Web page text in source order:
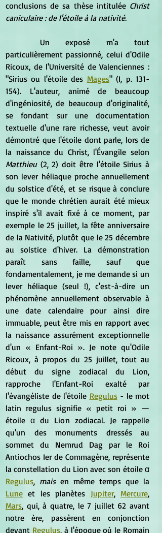
conclusions de sa thèse intitulée Christ
caniculaire : de l'étoile à la nativité.
particulièrement passionné, celui d'Odile
Ricoux, de l'Université de Valenciennes :
"Sirius ou l'étoile des Mages" (I, p. 131-
154). L'auteur, animé de beaucoup
d'ingéniosité, de beaucoup d'originalité,
se fondant sur une documentation
textuelle d'une rare richesse, veut avoir
démontré que l'étoile dont parle, lors de
Matthieu (2, 2) doit être l'étoile Sirius à
son lever héliaque proche annuellement
du solstice d'été, et se risque à conclure
que le monde chrétien aurait été mieux
inspiré s'il avait fixé à ce moment, par
exemple le 25 juillet, la fête anniversaire
de la Nativité, plutôt que le 25 décembre
au solstice d'hiver. La démonstration
paraît sans faille, sauf que
fondamentalement, je me demande si un
lever héliaque (seul !), c'est-à-dire un
phénomène annuellement observable à
une date calendaire pour ainsi dire
immuable, peut être mis en rapport avec
la naissance assurément exceptionnelle
d'un « Enfant-Roi ». Je note qu'Odile
Ricoux, à propos du 25 juillet, tout au
début du signe zodiacal du Lion,
rapproche l'Enfant-Roi exalté par
l'évangéliste de l'étoile Regulus - le mot
latin regulus signifie « petit roi » —
étoile α du Lion zodiacal. Je rappelle
qu'un des monuments dressés au
sommet du Nemrud Dag par le Roi
Antiochos Ier de Commagène, représente
Regulus, mais
Lune et les planètes Jupiter, Mercure
Mars, qui, à quatre, le 7 juillet 62 avant
notre ère, passèrent en conjonction
devant Regulus, à l'époque où le Romain